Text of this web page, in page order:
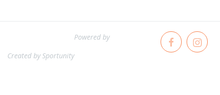
Powered by
Created bySportunity